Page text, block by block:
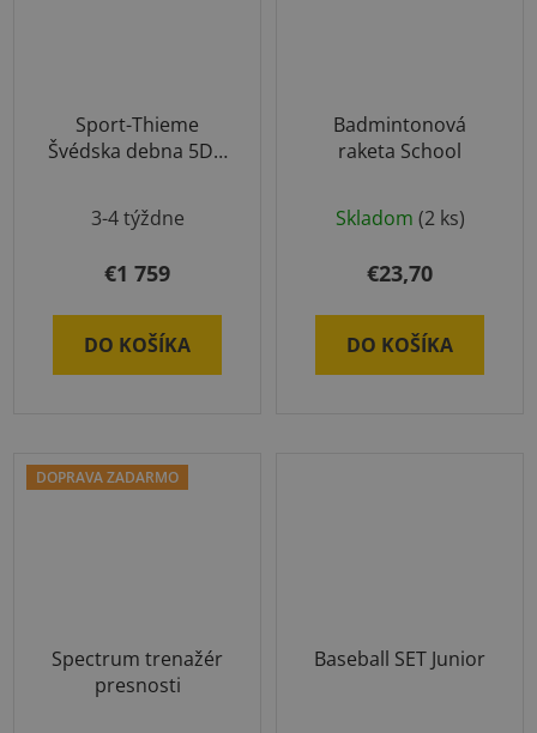
Sport-Thieme
Švédska debna 5D s
3-4 týždne
€1 759
DO KOŠÍKA
Badmintonová
raketa School
Skladom (2 ks)
€23,70
DO KOŠÍKA
DOPRAVA ZADARMO
Spectrum trenažér
presnosti
Baseball SET Junior